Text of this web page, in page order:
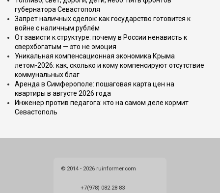
губернатора Севастополя
Запрет наличных сделок: как государство готовится к
войне с наличным рублём
От зависти к структуре: почему в России ненависть к
сверхбогатым — это не эмоция
Уникальная компенсационная экономика Крыма
летом-2026: как, сколько и кому компенсируют отсутствие
коммунальных благ
Аренда в Симферополе: пошаговая карта цен на
квартиры в августе 2026 года
Инженер против педагога: кто на самом деле кормит
Севастополь
© 2014 - 2026 ruinformer.com
+7(978) 082 28 83